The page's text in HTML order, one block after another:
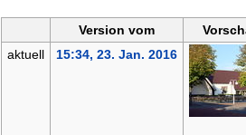
Version vom
aktuell
15:34, 23. Jan. 2016